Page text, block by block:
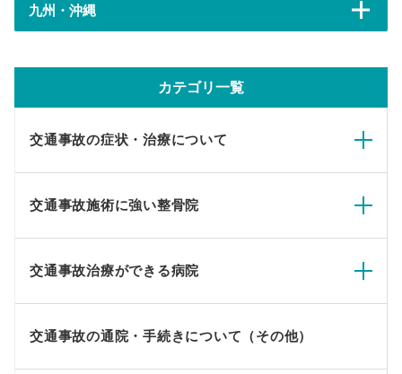
九州・沖縄
カテゴリ一覧
交通事故の症状・治療について
交通事故施術に強い整骨院
交通事故治療ができる病院
交通事故の通院・手続きについて（その他）